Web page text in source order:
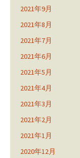
2021年9月
2021年8月
2021年7月
2021年6月
2021年5月
2021年4月
2021年3月
2021年2月
2021年1月
2020年12月